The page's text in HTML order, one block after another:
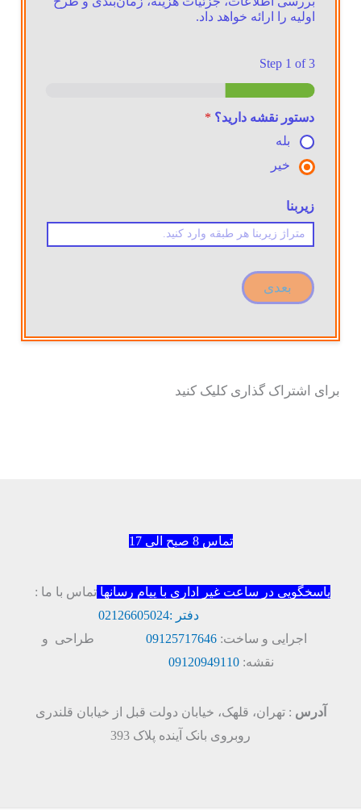
اولیه را ارائه خواهد داد.
Step 1 of 3
دستور نقشه دارید؟ *
بله
خیر
زیربنا
بعدی
برای اشتراک گذاری کلیک کنید
تماس 8 صبح الی 17
پاسخگویی در ساعت غیر اداری با پیام رسانهاتماس با ما :
دفتر :02126605024
اجرایی و ساخت:09125717646
طراحی و
نقشه:09120949110
آدرس : تهران، قلهک، خیابان دولت قبل از خیابان قلندری
روبروی بانک آینده پلاک 393